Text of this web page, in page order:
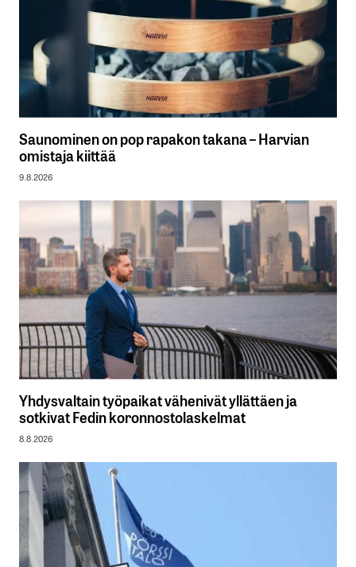
Saunominen on pop rapakon takana – Harvian
omistaja kiittää
9.8.2026
Yhdysvaltain työpaikat vähenivät yllättäen ja
sotkivat Fedin koronnostolaskelmat
8.8.2026